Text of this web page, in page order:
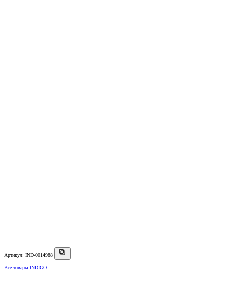
Артикул: IND-0014988
Все товары INDIGO